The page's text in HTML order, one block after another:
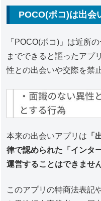
POCO(ポコ)は出会
「POCO(ポコ)」は近所
までできると謳ったアプ
性との出会いや交際を禁
本来の出会いアプリは 「
律で認められた「インタ
運営することはできません
このアプリの特商法表記